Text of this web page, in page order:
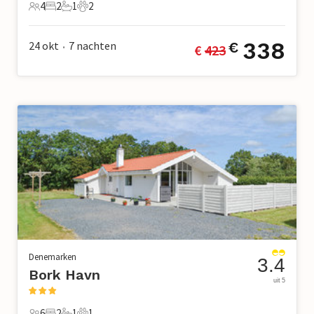
4 Gasten
4
2 Slaapkamers
2
1 Badkamer
1
2 Huisdieren
2
24 okt • 7 nachten € 423€ 338
Denemarken
Bork Havn 3.4
uit 5